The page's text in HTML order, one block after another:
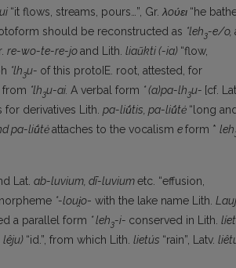
“it flows, streams, pours…”, Gr.λoύει “he
should be reconstructed as *leh3-e/o,
re-wo-te-re-joand Lith. liaũkti (-ia) “flow,
*lh3u- of this protoIE. root, attested, for
from *lh3u-ai. A verbal form * (a)pa-lh3u- [cf.
for derivatives Lith. pa-liū́tis, pa-liū́tė “long
pa-liū́tėattaches to the vocalism eform * leh
Lat. ab-luvium, dī-luviumetc. “effusion,
*-loui̯o- with the lake name Lith.
a parallel form * leh3-i- conserved in Lith.
lêju) “id.”, from which Lith. lietús “rain”, Latv.